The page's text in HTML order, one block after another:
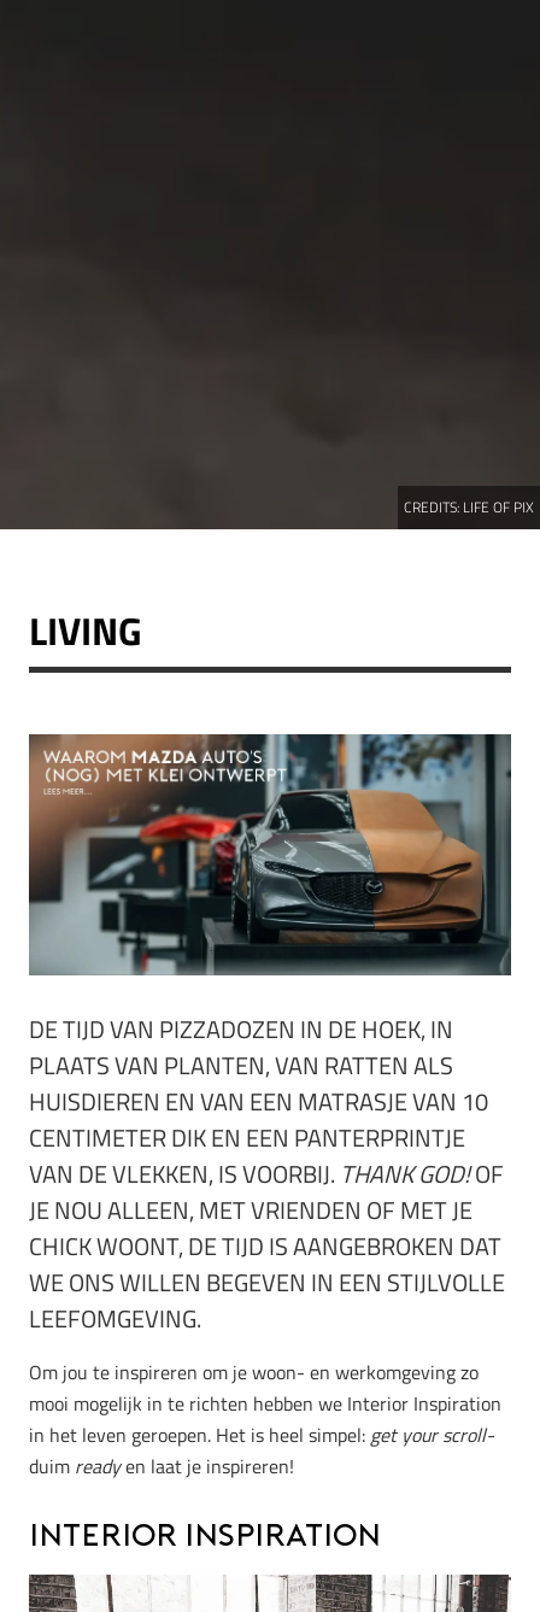
CREDITS: LIFE OF PIX
LIVING
DE TIJD VAN PIZZADOZEN IN DE HOEK, IN
PLAATS VAN PLANTEN, VAN RATTEN ALS
HUISDIEREN EN VAN EEN MATRASJE VAN 10
CENTIMETER DIK EN EEN PANTERPRINTJE
VAN DE VLEKKEN, IS VOORBIJ. THANK GOD!OF
JE NOU ALLEEN, MET VRIENDEN OF MET JE
CHICK WOONT, DE TIJD IS AANGEBROKEN DAT
WE ONS WILLEN BEGEVEN IN EEN STIJLVOLLE
LEEFOMGEVING.
Om jou te inspireren om je woon- en werkomgeving zo
mooi mogelijk in te richten hebben we Interior Inspiration
in het leven geroepen. Het is heel simpel:get your scroll-
duim readyen laat je inspireren!
Interior Inspiration